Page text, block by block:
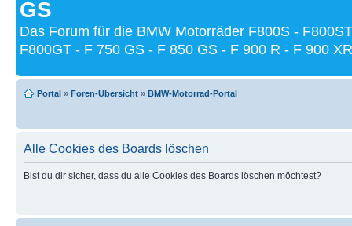
GS
Das Forum für die BMW Motorräder F800S -
F800GT - F 750 GS - F 850 GS - F 900 R - F 900
Portal » Foren-Übersicht » BMW-Motorrad-Portal
Alle Cookies des Boards löschen
Bist du dir sicher, dass du alle Cookies des Boards löschen möchtest?